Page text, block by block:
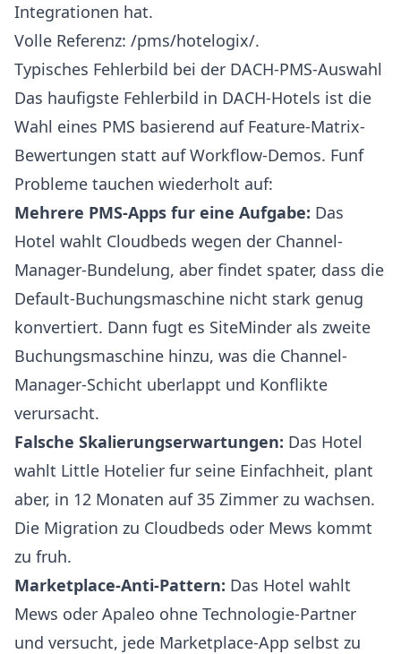
Integrationen hat.
Volle Referenz: /pms/hotelogix/.
Typisches Fehlerbild bei der DACH-PMS-Auswahl
Das haufigste Fehlerbild in DACH-Hotels ist die
Wahl eines PMS basierend auf Feature-Matrix-
Bewertungen statt auf Workflow-Demos. Funf
Probleme tauchen wiederholt auf:
Mehrere PMS-Apps fur eine Aufgabe: Das
Hotel wahlt Cloudbeds wegen der Channel-
Manager-Bundelung, aber findet spater, dass die
Default-Buchungsmaschine nicht stark genug
konvertiert. Dann fugt es SiteMinder als zweite
Buchungsmaschine hinzu, was die Channel-
Manager-Schicht uberlappt und Konflikte
verursacht.
Falsche Skalierungserwartungen: Das Hotel
wahlt Little Hotelier fur seine Einfachheit, plant
aber, in 12 Monaten auf 35 Zimmer zu wachsen.
Die Migration zu Cloudbeds oder Mews kommt
zu fruh.
Marketplace-Anti-Pattern: Das Hotel wahlt
Mews oder Apaleo ohne Technologie-Partner
und versucht, jede Marketplace-App selbst zu